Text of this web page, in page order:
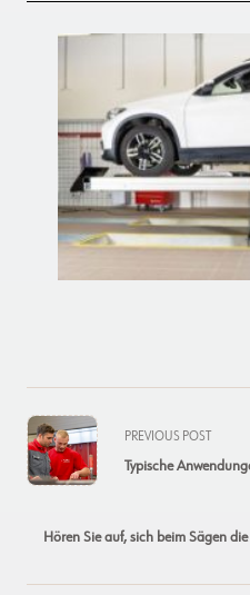
<span
class="nav-
subtitle
reader-
PREVIOUS POST
Typische
Hören Sie auf, sich beim Sägen